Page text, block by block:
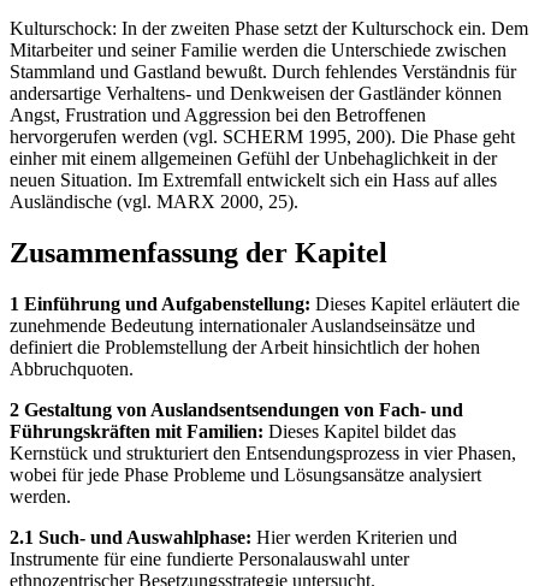
Kulturschock: In der zweiten Phase setzt der Kulturschock ein. Dem
Mitarbeiter und seiner Familie werden die Unterschiede zwischen
Stammland und Gastland bewußt. Durch fehlendes Verständnis für
andersartige Verhaltens- und Denkweisen der Gastländer können
Angst, Frustration und Aggression bei den Betroffenen
hervorgerufen werden (vgl. SCHERM 1995, 200). Die Phase geht
einher mit einem allgemeinen Gefühl der Unbehaglichkeit in der
neuen Situation. Im Extremfall entwickelt sich ein Hass auf alles
Ausländische (vgl. MARX 2000, 25).
Zusammenfassung der Kapitel
1 Einführung und Aufgabenstellung: Dieses Kapitel erläutert die
zunehmende Bedeutung internationaler Auslandseinsätze und
definiert die Problemstellung der Arbeit hinsichtlich der hohen
Abbruchquoten.
2 Gestaltung von Auslandsentsendungen von Fach- und
Führungskräften mit Familien: Dieses Kapitel bildet das
Kernstück und strukturiert den Entsendungsprozess in vier Phasen,
wobei für jede Phase Probleme und Lösungsansätze analysiert
werden.
2.1 Such- und Auswahlphase: Hier werden Kriterien und
Instrumente für eine fundierte Personalauswahl unter
ethnozentrischer Besetzungsstrategie untersucht.